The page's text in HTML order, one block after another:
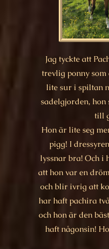
Jag tyckte att
trevlig ponny
lite sur i spiltan
sadelgjorden,
till
Hon är lite seg
pigg! I
lyssnar bra! Och i
att hon var en
och blir ivrig att
har haft pachira
och hon är den
haft någonsin!